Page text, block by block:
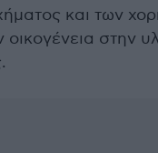
και των
οικογένεια στην